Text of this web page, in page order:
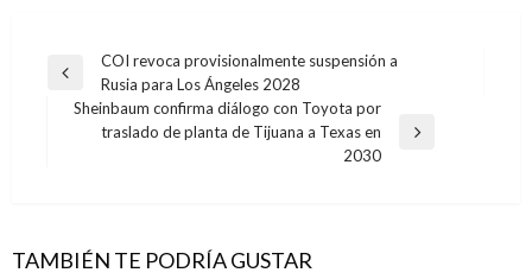
Navegación
entradas
Entrada
anterior
COI revoca provisionalmente suspensión a
Rusia para Los Ángeles 2028
Entrada
Sheinbaum confirma diálogo con Toyota por
traslado de planta de Tijuana a Texas en
2030
TAMBIÉN TE PODRÍA GUSTAR